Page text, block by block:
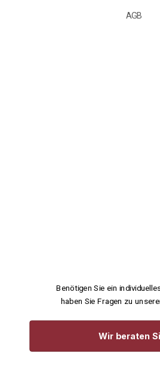
AGB
Benötigen Sie ein
haben Sie Fragen zu
Wir beraten